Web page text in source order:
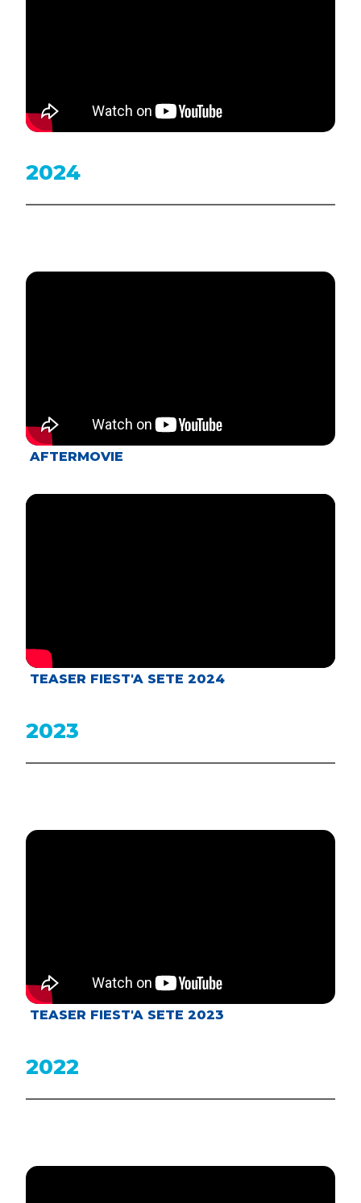
2024
AFTERMOVIE
TEASER FIEST'A SETE 2024
2023
TEASER FIEST'A SETE 2023
2022